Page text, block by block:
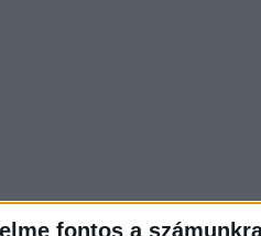
fontos a